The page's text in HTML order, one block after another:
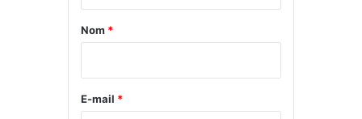
a
e
Nom *
E-mail *